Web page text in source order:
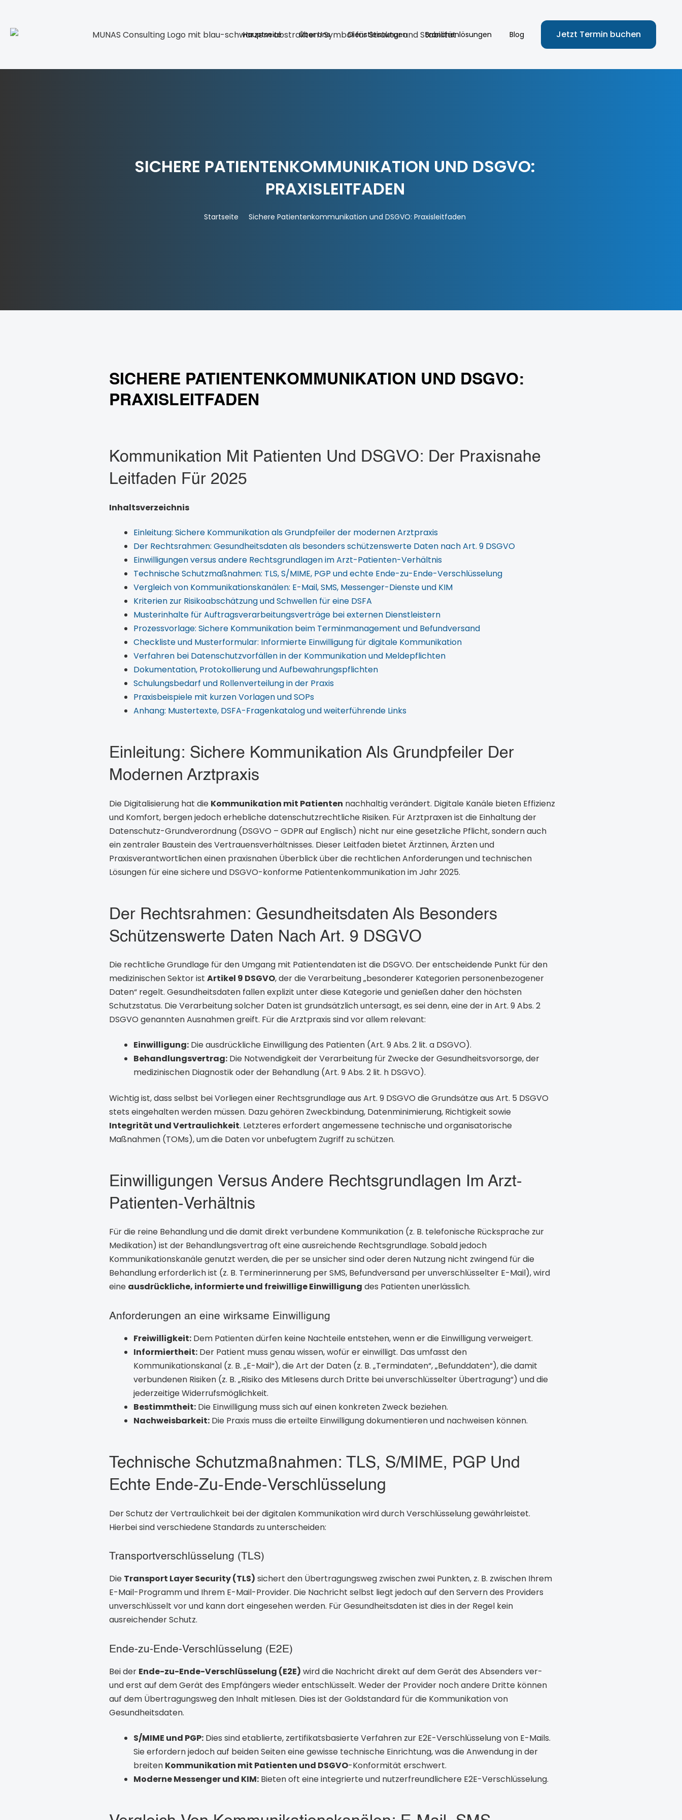
Hauptseite Über Uns Dienstleistungen Branchenlösungen Blog Jetzt Termin buchen
SICHERE PATIENTENKOMMUNIKATION UND DSGVO:
PRAXISLEITFADEN
Startseite Sichere Patientenkommunikation und DSGVO: Praxisleitfaden
SICHERE PATIENTENKOMMUNIKATION UND DSGVO:
PRAXISLEITFADEN
Kommunikation Mit Patienten Und DSGVO: Der Praxisnahe
Leitfaden Für 2025
Inhaltsverzeichnis
Einleitung: Sichere Kommunikation als Grundpfeiler der modernen Arztpraxis
Der Rechtsrahmen: Gesundheitsdaten als besonders schützenswerte Daten nach Art. 9 DSGVO
Einwilligungen versus andere Rechtsgrundlagen im Arzt-Patienten-Verhältnis
Technische Schutzmaßnahmen: TLS, S/MIME, PGP und echte Ende-zu-Ende-Verschlüsselung
Vergleich von Kommunikationskanälen: E-Mail, SMS, Messenger-Dienste und KIM
Kriterien zur Risikoabschätzung und Schwellen für eine DSFA
Musterinhalte für Auftragsverarbeitungsverträge bei externen Dienstleistern
Prozessvorlage: Sichere Kommunikation beim Terminmanagement und Befundversand
Checkliste und Musterformular: Informierte Einwilligung für digitale Kommunikation
Verfahren bei Datenschutzvorfällen in der Kommunikation und Meldepflichten
Dokumentation, Protokollierung und Aufbewahrungspflichten
Schulungsbedarf und Rollenverteilung in der Praxis
Praxisbeispiele mit kurzen Vorlagen und SOPs
Anhang: Mustertexte, DSFA-Fragenkatalog und weiterführende Links
Einleitung: Sichere Kommunikation Als Grundpfeiler Der
Modernen Arztpraxis
Die Digitalisierung hat die Kommunikation mit Patienten nachhaltig verändert. Digitale Kanäle bieten Effizienz
und Komfort, bergen jedoch erhebliche datenschutzrechtliche Risiken. Für Arztpraxen ist die Einhaltung der
Datenschutz-Grundverordnung (DSGVO – GDPR auf Englisch) nicht nur eine gesetzliche Pflicht, sondern auch
ein zentraler Baustein des Vertrauensverhältnisses. Dieser Leitfaden bietet Ärztinnen, Ärzten und
Praxisverantwortlichen einen praxisnahen Überblick über die rechtlichen Anforderungen und technischen
Lösungen für eine sichere und DSGVO-konforme Patientenkommunikation im Jahr 2025.
Der Rechtsrahmen: Gesundheitsdaten Als Besonders
Schützenswerte Daten Nach Art. 9 DSGVO
Die rechtliche Grundlage für den Umgang mit Patientendaten ist die DSGVO. Der entscheidende Punkt für den
medizinischen Sektor ist Artikel 9 DSGVO, der die Verarbeitung „besonderer Kategorien personenbezogener
Daten“ regelt. Gesundheitsdaten fallen explizit unter diese Kategorie und genießen daher den höchsten
Schutzstatus. Die Verarbeitung solcher Daten ist grundsätzlich untersagt, es sei denn, eine der in Art. 9 Abs. 2
DSGVO genannten Ausnahmen greift. Für die Arztpraxis sind vor allem relevant:
Einwilligung: Die ausdrückliche Einwilligung des Patienten (Art. 9 Abs. 2 lit. a DSGVO).
Behandlungsvertrag: Die Notwendigkeit der Verarbeitung für Zwecke der Gesundheitsvorsorge, der
medizinischen Diagnostik oder der Behandlung (Art. 9 Abs. 2 lit. h DSGVO).
Wichtig ist, dass selbst bei Vorliegen einer Rechtsgrundlage aus Art. 9 DSGVO die Grundsätze aus Art. 5 DSGVO
stets eingehalten werden müssen. Dazu gehören Zweckbindung, Datenminimierung, Richtigkeit sowie
Integrität und Vertraulichkeit. Letzteres erfordert angemessene technische und organisatorische
Maßnahmen (TOMs), um die Daten vor unbefugtem Zugriff zu schützen.
Einwilligungen Versus Andere Rechtsgrundlagen Im Arzt-
Patienten-Verhältnis
Für die reine Behandlung und die damit direkt verbundene Kommunikation (z. B. telefonische Rücksprache zur
Medikation) ist der Behandlungsvertrag oft eine ausreichende Rechtsgrundlage. Sobald jedoch
Kommunikationskanäle genutzt werden, die per se unsicher sind oder deren Nutzung nicht zwingend für die
Behandlung erforderlich ist (z. B. Terminerinnerung per SMS, Befundversand per unverschlüsselter E-Mail), wird
eine ausdrückliche, informierte und freiwillige Einwilligung des Patienten unerlässlich.
Anforderungen an eine wirksame Einwilligung
Freiwilligkeit: Dem Patienten dürfen keine Nachteile entstehen, wenn er die Einwilligung verweigert.
Informiertheit: Der Patient muss genau wissen, wofür er einwilligt. Das umfasst den
Kommunikationskanal (z. B. „E-Mail“), die Art der Daten (z. B. „Termindaten“, „Befunddaten“), die damit
verbundenen Risiken (z. B. „Risiko des Mitlesens durch Dritte bei unverschlüsselter Übertragung“) und die
jederzeitige Widerrufsmöglichkeit.
Bestimmtheit: Die Einwilligung muss sich auf einen konkreten Zweck beziehen.
Nachweisbarkeit: Die Praxis muss die erteilte Einwilligung dokumentieren und nachweisen können.
Technische Schutzmaßnahmen: TLS, S/MIME, PGP Und
Echte Ende-Zu-Ende-Verschlüsselung
Der Schutz der Vertraulichkeit bei der digitalen Kommunikation wird durch Verschlüsselung gewährleistet.
Hierbei sind verschiedene Standards zu unterscheiden:
Transportverschlüsselung (TLS)
Die Transport Layer Security (TLS) sichert den Übertragungsweg zwischen zwei Punkten, z. B. zwischen Ihrem
E-Mail-Programm und Ihrem E-Mail-Provider. Die Nachricht selbst liegt jedoch auf den Servern des Providers
unverschlüsselt vor und kann dort eingesehen werden. Für Gesundheitsdaten ist dies in der Regel kein
ausreichender Schutz.
Ende-zu-Ende-Verschlüsselung (E2E)
Bei der Ende-zu-Ende-Verschlüsselung (E2E) wird die Nachricht direkt auf dem Gerät des Absenders ver-
und erst auf dem Gerät des Empfängers wieder entschlüsselt. Weder der Provider noch andere Dritte können
auf dem Übertragungsweg den Inhalt mitlesen. Dies ist der Goldstandard für die Kommunikation von
Gesundheitsdaten.
S/MIME und PGP: Dies sind etablierte, zertifikatsbasierte Verfahren zur E2E-Verschlüsselung von E-Mails.
Sie erfordern jedoch auf beiden Seiten eine gewisse technische Einrichtung, was die Anwendung in der
breiten Kommunikation mit Patienten und DSGVO-Konformität erschwert.
Moderne Messenger und KIM: Bieten oft eine integrierte und nutzerfreundlichere E2E-Verschlüsselung.